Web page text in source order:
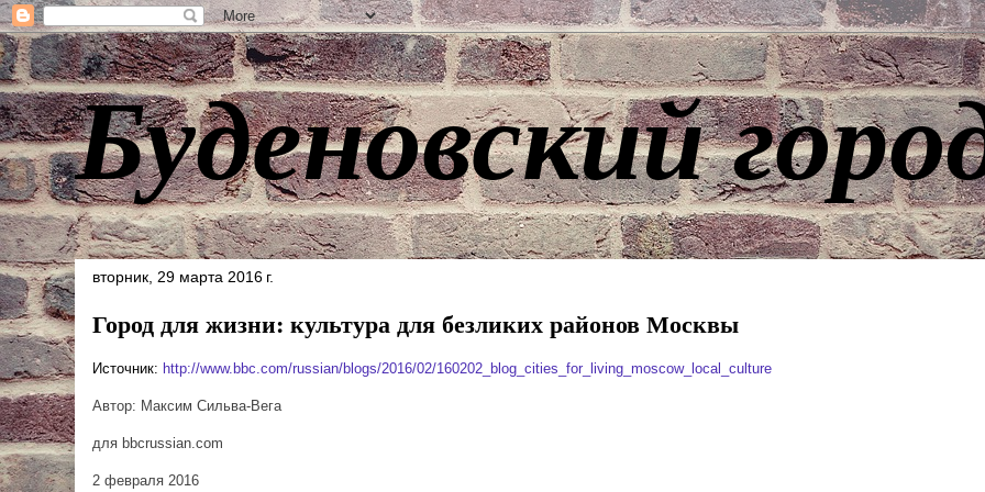
Буденовский
вторник, 29 марта 2016 г.
Город для жизни: культура для безликих районов Москвы
Источник: http://www.bbc.com/russian/blogs/2016/02/160202_blog_cities_for_living_moscow_local_culture
Автор: Максим Сильва-Вега
для bbcrussian.com
2 февраля 2016